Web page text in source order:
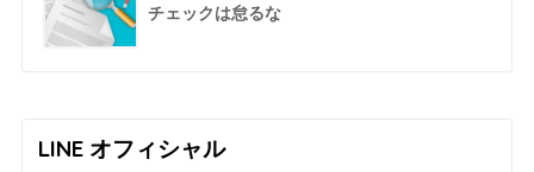
チェックは怠るな
LINE オフィシャル